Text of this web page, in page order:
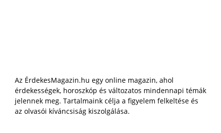
Az ÉrdekesMagazin.hu egy online magazin, ahol
érdekességek, horoszkóp és változatos mindennapi témák
jelennek meg. Tartalmaink célja a figyelem felkeltése és
az olvasói kíváncsiság kiszolgálása.